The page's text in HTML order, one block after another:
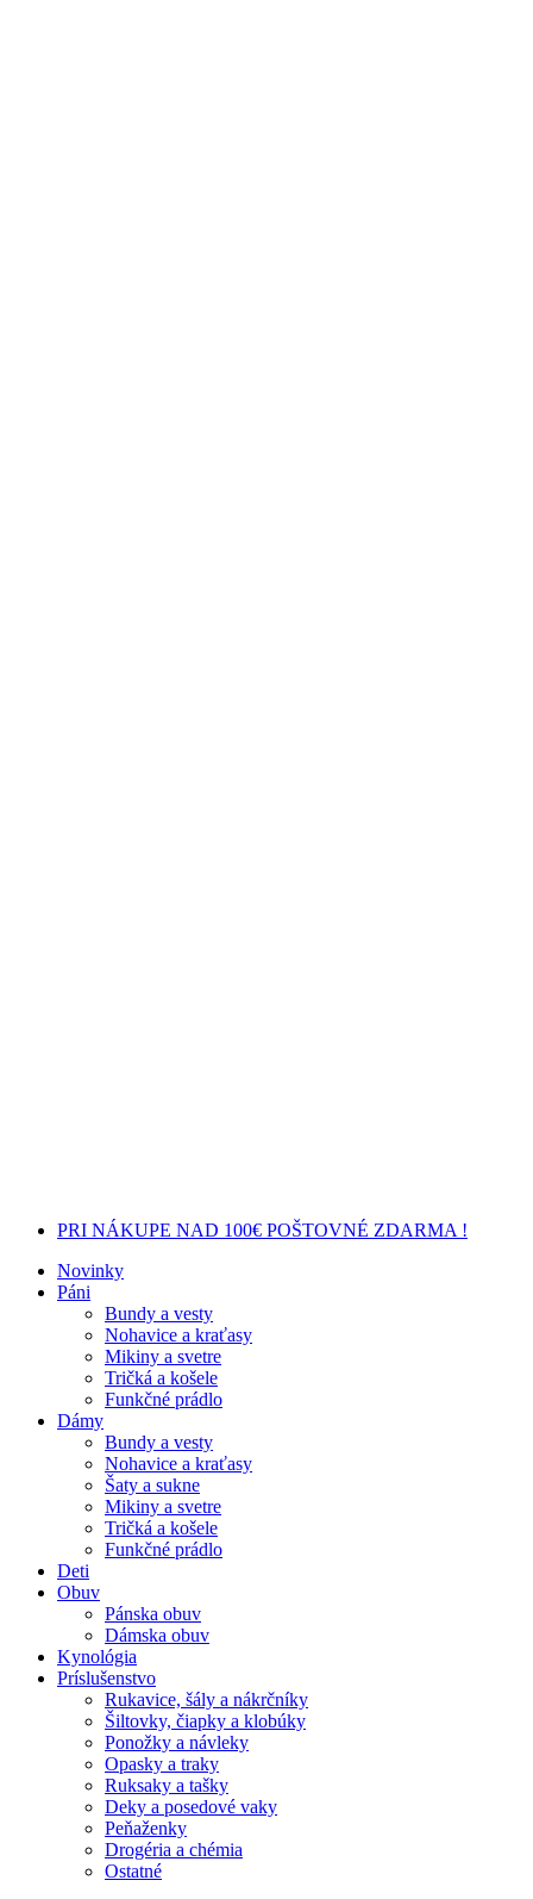
PRI NÁKUPE NAD 100€ POŠTOVNÉ ZDARMA !
Novinky
Páni
Bundy a vesty
Nohavice a kraťasy
Mikiny a svetre
Tričká a košele
Funkčné prádlo
Dámy
Bundy a vesty
Nohavice a kraťasy
Šaty a sukne
Mikiny a svetre
Tričká a košele
Funkčné prádlo
Deti
Obuv
Pánska obuv
Dámska obuv
Kynológia
Príslušenstvo
Rukavice, šály a nákrčníky
Šiltovky, čiapky a klobúky
Ponožky a návleky
Opasky a traky
Ruksaky a tašky
Deky a posedové vaky
Peňaženky
Drogéria a chémia
Ostatné